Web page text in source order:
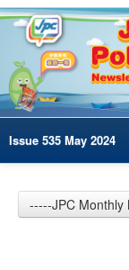
Issue 535 May 2024
Archives
-----JPC Monthly